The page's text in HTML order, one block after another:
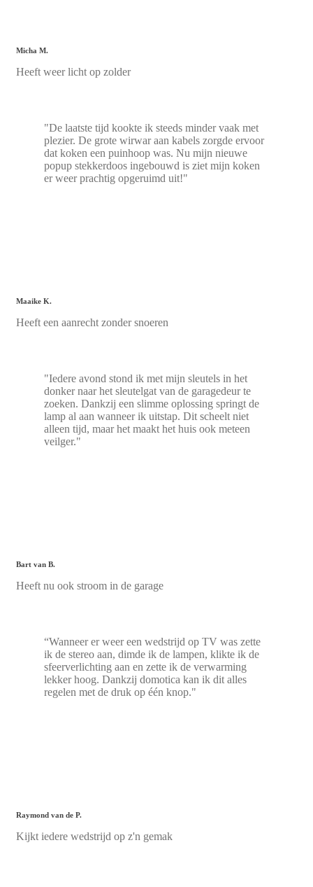
Micha M.
Heeft weer licht op zolder
"De laatste tijd kookte ik steeds minder vaak met
plezier. De grote wirwar aan kabels zorgde ervoor
dat koken een puinhoop was. Nu mijn nieuwe
popup stekkerdoos ingebouwd is ziet mijn koken
er weer prachtig opgeruimd uit!"
Maaike K.
Heeft een aanrecht zonder snoeren
"Iedere avond stond ik met mijn sleutels in het
donker naar het sleutelgat van de garagedeur te
zoeken. Dankzij een slimme oplossing springt de
lamp al aan wanneer ik uitstap. Dit scheelt niet
alleen tijd, maar het maakt het huis ook meteen
veilger."
Bart van B.
Heeft nu ook stroom in de garage
“Wanneer er weer een wedstrijd op TV was zette
ik de stereo aan, dimde ik de lampen, klikte ik de
sfeerverlichting aan en zette ik de verwarming
lekker hoog. Dankzij domotica kan ik dit alles
regelen met de druk op één knop."
Raymond van de P.
Kijkt iedere wedstrijd op z'n gemak